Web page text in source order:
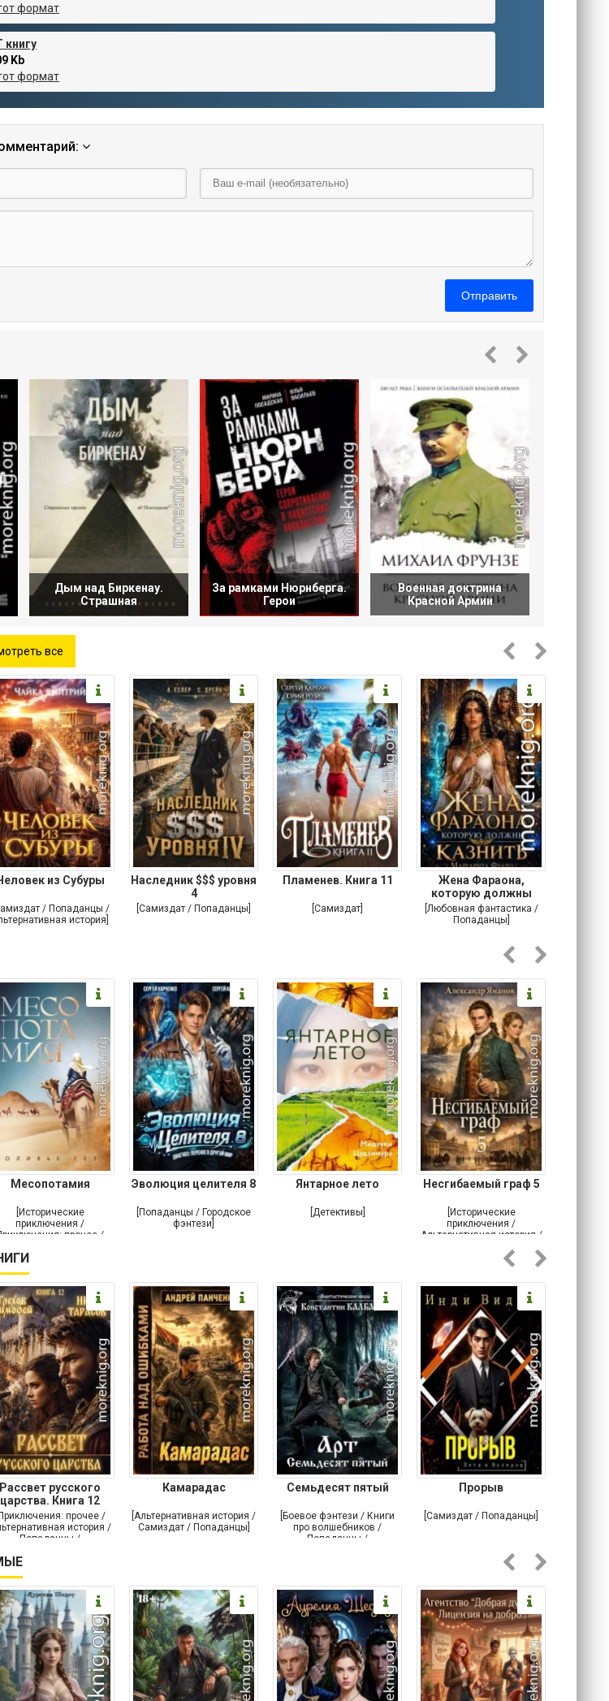
формат
книгу
Kb
формат
Отправить
Дым над Биркенау.
Страшная
За рамками Нюрнберга.
Герои
Военная доктрина
Красной Армии
все
из Субуры
/ Попаданцы /
история]
Наследник $$$ уровня
4
[Самиздат / Попаданцы]
Пламенев. Книга 11
[Самиздат]
Жена Фараона,
которую должны
казнить
[Любовная фантастика /
Попаданцы]
Месопотамия
[Исторические
приключения /
прочее /
Историческая проза]
Эволюция целителя 8
[Попаданцы / Городское
фэнтези]
Янтарное лето
[Детективы]
Несгибаемый граф 5
[Исторические
приключения /
Альтернативная история /
Рассвет русского
царства. Книга 12
прочее /
история /
Попаданцы /
приключения]
Камарадас
[Альтернативная история /
Самиздат / Попаданцы]
Семьдесят пятый
[Боевое фэнтези / Книги
про волшебников /
Попаданцы /
Прорыв
[Самиздат / Попаданцы]